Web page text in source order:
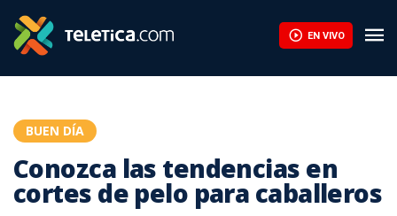
EN VIVO
BUEN DÍA
Conozca las tendencias en
cortes de pelo para caballeros